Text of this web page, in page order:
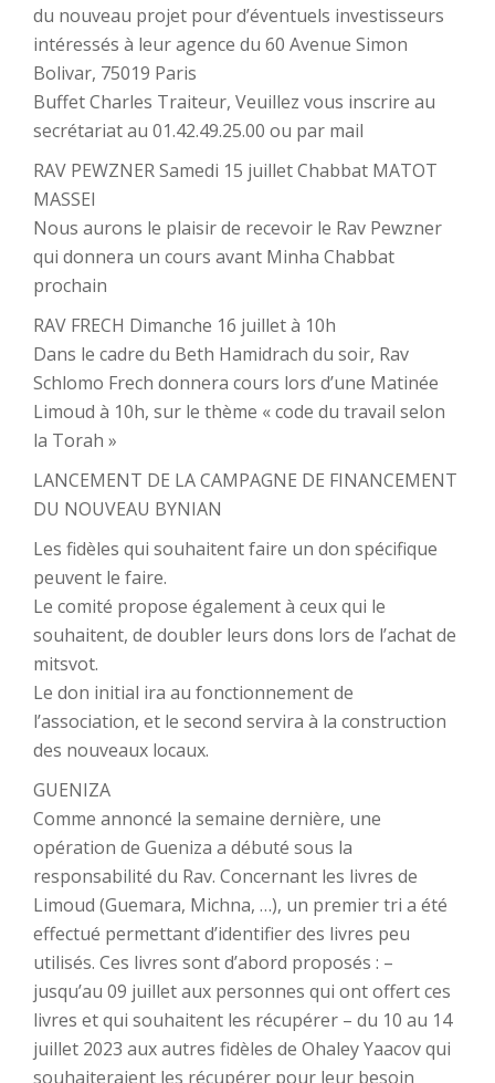
du nouveau projet pour d’éventuels investisseurs
intéressés à leur agence du 60 Avenue Simon
Bolivar, 75019 Paris
Buffet Charles Traiteur, Veuillez vous inscrire au
secrétariat au 01.42.49.25.00 ou par mail
RAV PEWZNER Samedi 15 juillet Chabbat MATOT
MASSEI
Nous aurons le plaisir de recevoir le Rav Pewzner
qui donnera un cours avant Minha Chabbat
prochain
RAV FRECH Dimanche 16 juillet à 10h
Dans le cadre du Beth Hamidrach du soir, Rav
Schlomo Frech donnera cours lors d’une Matinée
Limoud à 10h, sur le thème « code du travail selon
la Torah »
LANCEMENT DE LA CAMPAGNE DE FINANCEMENT
DU NOUVEAU BYNIAN
Les fidèles qui souhaitent faire un don spécifique
peuvent le faire.
Le comité propose également à ceux qui le
souhaitent, de doubler leurs dons lors de l’achat de
mitsvot.
Le don initial ira au fonctionnement de
l’association, et le second servira à la construction
des nouveaux locaux.
GUENIZA
Comme annoncé la semaine dernière, une
opération de Gueniza a débuté sous la
responsabilité du Rav. Concernant les livres de
Limoud (Guemara, Michna, …), un premier tri a été
effectué permettant d’identifier des livres peu
utilisés. Ces livres sont d’abord proposés : –
jusqu’au 09 juillet aux personnes qui ont offert ces
livres et qui souhaitent les récupérer – du 10 au 14
juillet 2023 aux autres fidèles de Ohaley Yaacov qui
souhaiteraient les récupérer pour leur besoin